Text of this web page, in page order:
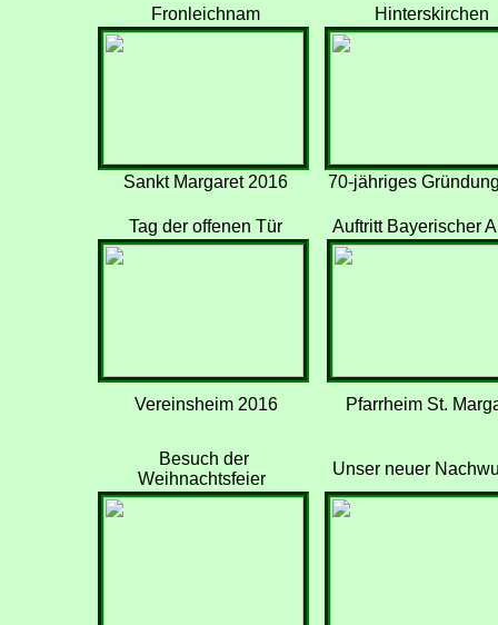
Fronleichnam Hinterskirchen
Sankt Margaret 2016 70-jähriges
Tag der offenen Tür Auftritt Bayerischer
Vereinsheim 2016 Pfarrheim St.
Besuch der
Weihnachtsfeier
Unser neuer